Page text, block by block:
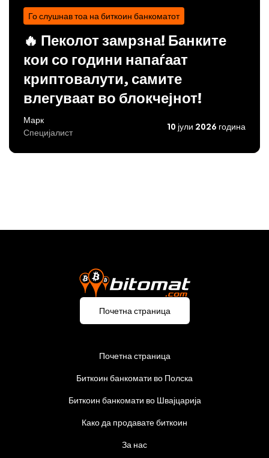
Го слушнав тоа на биткоин банкоматот
🔥 Пеколот замрзна! Банките
кои со години напаѓаат
криптовалути, самите
влегуваат во блокчејнот!
Марк
Специјалист
10 јули 2026 година
Почетна страница
Почетна страница
Биткоин банкомати во Полска
Биткоин банкомати во Швајцарија
Како да продавате биткоин
За нас